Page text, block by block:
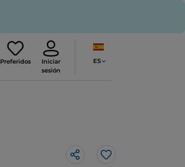
Preferidos
Iniciar
sesión
ES
Me gusta